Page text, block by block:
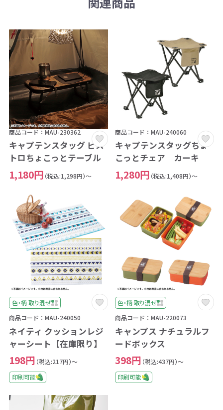
商品コード：MAU-230362
キャプテンスタッグ ビス
トロちょこっとテーブル
1,180円 （税込:1,298円）～
商品コード：MAU-240060
キャプテンスタッグちょ
こっとチェア カーキ
1,280円 （税込:1,408円）～
色・柄 取り混ぜ
商品コード：MAU-240050
ネイティ クッションレジ
ャーシート【在庫限り】
198円 （税込:217円）～
印刷可能
色・柄 取り混ぜ
商品コード：MAU-220073
キャンプス ナチュラルフ
ードボックス
398円 （税込:437円）～
印刷可能